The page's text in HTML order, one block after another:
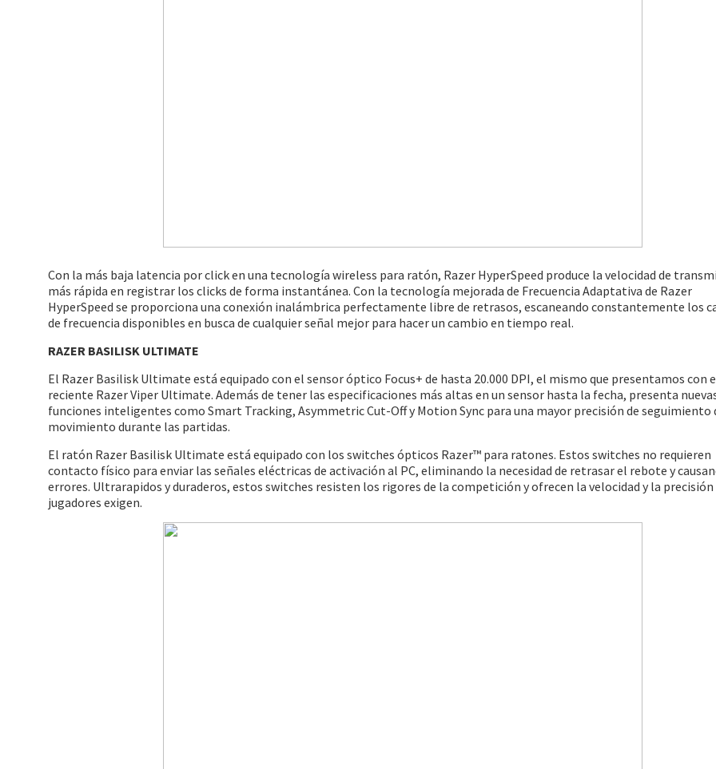
Con la más baja latencia por click en una tecnología wireless para ratón, Razer HyperSpeed produce la velocidad de
más rápida en registrar los clicks de forma instantánea. Con la tecnología mejorada de Frecuencia Adaptativa de Razer
HyperSpeed se proporciona una conexión inalámbrica perfectamente libre de retrasos, escaneando constantemente los
de frecuencia disponibles en busca de cualquier señal mejor para hacer un cambio en tiempo real.
RAZER BASILISK ULTIMATE
El Razer Basilisk Ultimate está equipado con el sensor óptico Focus+ de hasta 20.000 DPI, el mismo que presentamos con
reciente Razer Viper Ultimate. Además de tener las especificaciones más altas en un sensor hasta la fecha, presenta
funciones inteligentes como Smart Tracking, Asymmetric Cut-Off y Motion Sync para una mayor precisión de seguimiento
movimiento durante las partidas.
El ratón Razer Basilisk Ultimate está equipado con los switches ópticos Razer™ para ratones. Estos switches no requieren
contacto físico para enviar las señales eléctricas de activación al PC, eliminando la necesidad de retrasar el rebote y
errores. Ultrarapidos y duraderos, estos switches resisten los rigores de la competición y ofrecen la velocidad y la precisión
jugadores exigen.